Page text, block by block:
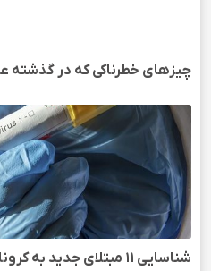
چیز‌های خطرناکی که در
شناسایی 11 مبتلای جدید به کرونا در خراسان جنوبی